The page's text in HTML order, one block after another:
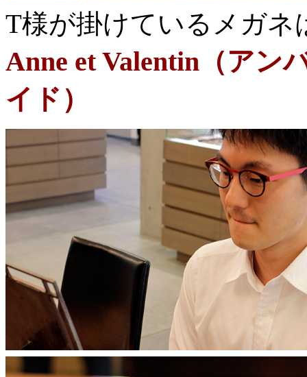
T様が掛けているメガネ
Anne et Valentin（アン
イド）